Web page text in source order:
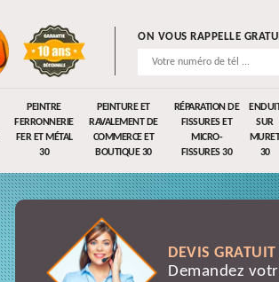
ON VOUS RAPPELLE
PEINTRE
FERRONNERIE
FER ET MÉTAL
30
PEINTURE ET
RAVALEMENT DE
COMMERCE ET
BOUTIQUE 30
RÉPARATION DE
FISSURES ET
MICRO-
FISSURES 30
SUR
30
DEVIS GRATUIT
Demandez